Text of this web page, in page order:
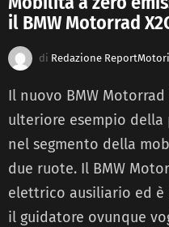
il BMW Motorrad
di Redazione
Il nuovo BMW
ulteriore esempio della
nel segmento della
due ruote. Il BMW
elettrico ausiliario ed è
il guidatore ovunque